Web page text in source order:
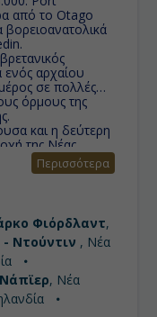
από το Otago
βορειοανατολικά
ενός αρχαίου
σε πολλές
όρμους της
και η δεύτερη
της Νέας
στο
μεταξύ
ημισφαίριο
πόλη με
Art Deco.
το μεγαλύτερο
την ολική
Περισσότερα
Φιόρδλαντ,
Ντούντιν , Νέα
Νάπϊερ, Νέα